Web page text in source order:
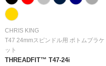
CHRIS KING
T47 24mmスピンドル用 ボトムブラケ
ット
THREADFIT™ T47-24i